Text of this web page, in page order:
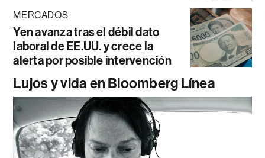
MERCADOS
Yen avanza tras el débil dato
laboral de EE.UU. y crece la
alerta por posible intervención
Lujos y vida en Bloomberg Línea